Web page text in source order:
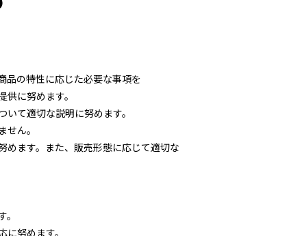
品の特性に応じた必要な事項を
に努めます。
て適切な説明に努めます。
ん。
めます。また、販売形態に応じて適切な
努めます。